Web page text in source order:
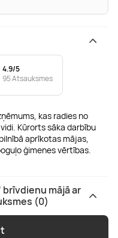
kas radies no
Kūrorts sāka darbību
aprīkotas mājas,
ģimenes vērtības.
4.9/5
95 Atsauksmes
mājā ar
krastā atsauksmes (0)